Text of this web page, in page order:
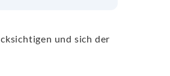
und sich der